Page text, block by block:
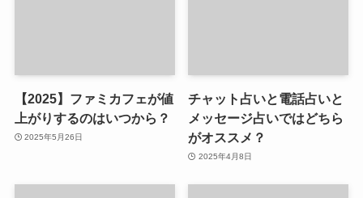
【2025】ファミカフェが値
上がりするのはいつから？
2025年5月26日
チャット占いと電話占いと
メッセージ占いではどちら
がオススメ？
2025年4月8日